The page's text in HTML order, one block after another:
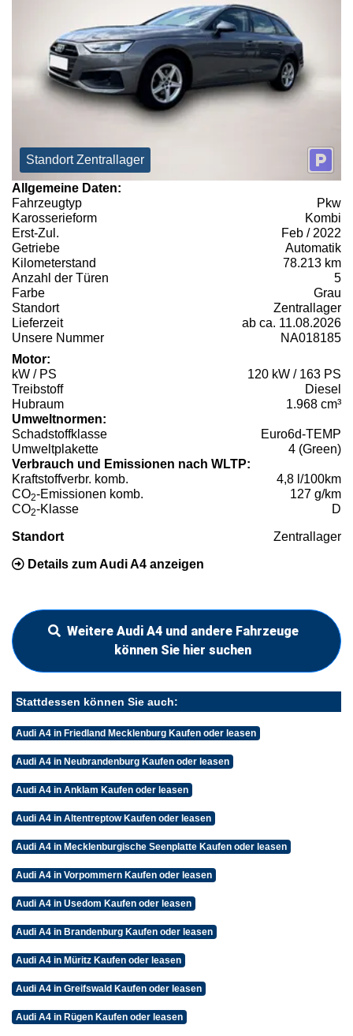
Standort Zentrallager
Allgemeine Daten:
Fahrzeugtyp
Pkw
Karosserieform
Kombi
Erst-Zul.
Feb / 2022
Getriebe
Automatik
Kilometerstand
78.213 km
Anzahl der Türen
5
Farbe
Grau
Standort
Zentrallager
Lieferzeit
ab ca. 11.08.2026
Unsere Nummer
NA018185
Motor:
kW / PS
120 kW / 163 PS
Treibstoff
Diesel
Hubraum
1.968 cm³
Umweltnormen:
Schadstoffklasse
Euro6d-TEMP
Umweltplakette
4 (Green)
Verbrauch und Emissionen nach WLTP:
Kraftstoffverbr. komb.
4,8 l/100km
CO2-Emissionen komb.
127 g/km
CO2-Klasse D
Standort Zentrallager
Details zum Audi A4 anzeigen
Weitere Audi A4 und andere Fahrzeuge
können Sie hier suchen
Stattdessen können Sie auch:
Audi A4 in Friedland Mecklenburg Kaufen oder leasen
Audi A4 in Neubrandenburg Kaufen oder leasen
Audi A4 in Anklam Kaufen oder leasen
Audi A4 in Altentreptow Kaufen oder leasen
Audi A4 in Mecklenburgische Seenplatte Kaufen oder leasen
Audi A4 in Vorpommern Kaufen oder leasen
Audi A4 in Usedom Kaufen oder leasen
Audi A4 in Brandenburg Kaufen oder leasen
Audi A4 in Müritz Kaufen oder leasen
Audi A4 in Greifswald Kaufen oder leasen
Audi A4 in Rügen Kaufen oder leasen